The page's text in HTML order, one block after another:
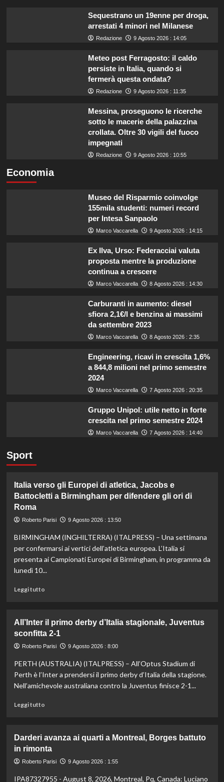
Helena e Javier: fine dell’amore
dopo il Grande Fratello? Lui nega le
Sequestrano un 19enne per droga,
arrestati 4 minori nel Milanese
Redazione 9 Agosto 2026 : 14:05
Meteo post Ferragosto: il caldo
persiste in Italia, quando si
fermerà questa ondata?
Redazione 9 Agosto 2026 : 11:35
Messina, proseguono le ricerche
sotto le macerie della palazzina
crollata. Oltre 30 vigili del fuoco
impegnati
Redazione 9 Agosto 2026 : 10:55
Economia
Museo del Risparmio coinvolge
155mila studenti: numeri record
per Intesa Sanpaolo
Marco Vaccarella 9 Agosto 2026 : 14:15
Ex Ilva, Urso: Federacciai valuta
proposta mentre la produzione
continua a crescere
Marco Vaccarella 8 Agosto 2026 : 14:30
Carburanti in aumento: diesel
sfiora 2,1€/l e benzina ai massimi
da settembre 2023
Marco Vaccarella 8 Agosto 2026 : 2:35
Engineering, ricavi in crescita 1,6%
a 844,8 milioni nel primo semestre
2024
Marco Vaccarella 7 Agosto 2026 : 20:35
Gruppo Unipol: utile netto in forte
crescita nel primo semestre 2024
Marco Vaccarella 7 Agosto 2026 : 14:40
Sport
Italia verso gli Europei di atletica, Jacobs e
Battocletti a Birmingham per difendere gli ori di
Roma
Roberto Parisi 9 Agosto 2026 : 13:50
BIRMINGHAM (INGHILTERRA) (ITALPRESS) – Una settimana
per confermarsi ai vertici dell’atletica europea. L’Italia si
presenta ai Campionati Europei di Birmingham, in programma da
lunedì 10...
Leggi tuttoLeggi
Italia
verso
gli
di
atletica,
Jacobs
difendere
gli
ori
Roma
All’Inter il primo derby d’Italia stagionale, Juventus
sconfitta 2-1
Roberto Parisi 9 Agosto 2026 : 8:00
PERTH (AUSTRALIA) (ITALPRESS) – All’Optus Stadium di
Perth è l’Inter a prendersi il primo derby d’Italia della stagione.
Nell’amichevole australiana contro la Juventus finisce 2-1...
Leggi tuttoLeggi
All’Inter
il
primo
d’Italia
Darderi avanza ai quarti a Montreal, Borges battuto
in rimonta
Roberto Parisi 9 Agosto 2026 : 1:55
IPA87327955 - August 8, 2026, Montreal, Pq, Canada: Luciano